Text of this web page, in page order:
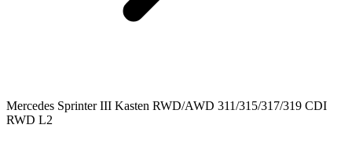
Mercedes Sprinter III Kasten RWD/AWD 311/315/317/319 CDI
RWD L2